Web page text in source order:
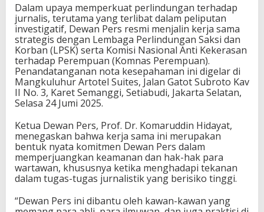
Dalam upaya memperkuat perlindungan terhadap
jurnalis, terutama yang terlibat dalam peliputan
investigatif, Dewan Pers resmi menjalin kerja sama
strategis dengan Lembaga Perlindungan Saksi dan
Korban (LPSK) serta Komisi Nasional Anti Kekerasan
terhadap Perempuan (Komnas Perempuan).
Penandatanganan nota kesepahaman ini digelar di
Mangkuluhur Artotel Suites, Jalan Gatot Subroto Kav
II No. 3, Karet Semanggi, Setiabudi, Jakarta Selatan,
Selasa 24 Jumi 2025.
Ketua Dewan Pers, Prof. Dr. Komaruddin Hidayat,
menegaskan bahwa kerja sama ini merupakan
bentuk nyata komitmen Dewan Pers dalam
memperjuangkan keamanan dan hak-hak para
wartawan, khususnya ketika menghadapi tekanan
dalam tugas-tugas jurnalistik yang berisiko tinggi.
“Dewan Pers ini dibantu oleh kawan-kawan yang